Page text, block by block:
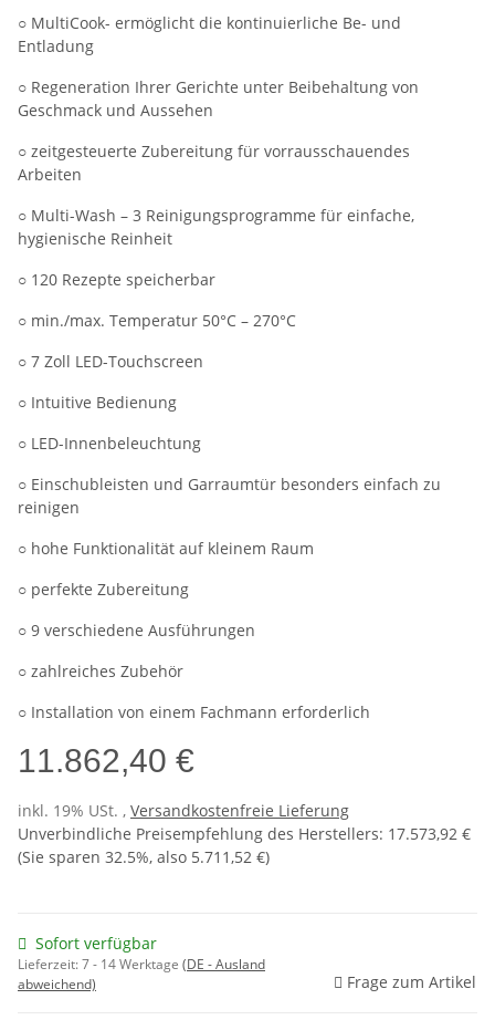
○ MultiCook- ermöglicht die kontinuierliche Be- und
Entladung
○ Regeneration Ihrer Gerichte unter Beibehaltung von
Geschmack und Aussehen
○ zeitgesteuerte Zubereitung für vorrausschauendes
Arbeiten
○ Multi-Wash – 3 Reinigungsprogramme für einfache,
hygienische Reinheit
○ 120 Rezepte speicherbar
○ min./max. Temperatur 50°C – 270°C
○ 7 Zoll LED-Touchscreen
○ Intuitive Bedienung
○ LED-Innenbeleuchtung
○ Einschubleisten und Garraumtür besonders einfach zu
reinigen
○ hohe Funktionalität auf kleinem Raum
○ perfekte Zubereitung
○ 9 verschiedene Ausführungen
○ zahlreiches Zubehör
○ Installation von einem Fachmann erforderlich
11.862,40 €
inkl. 19% USt. , Versandkostenfreie Lieferung
Unverbindliche Preisempfehlung des Herstellers: 17.573,92 €
(Sie sparen 32.5%, also 5.711,52 €)
Sofort verfügbar
Lieferzeit:7 - 14 Werktage (DE - Ausland
abweichend)
Frage zum Artikel